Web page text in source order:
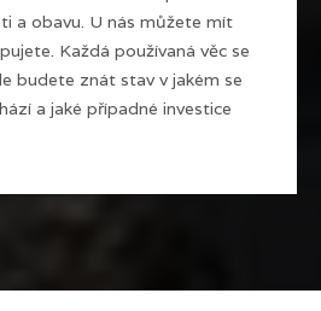
a obavu. U nás můžete mít
Každá používaná věc se
budete znát stav v jakém se
a jaké případné investice